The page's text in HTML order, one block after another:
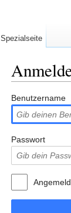
Benutzername
Passwort
Spezialseite